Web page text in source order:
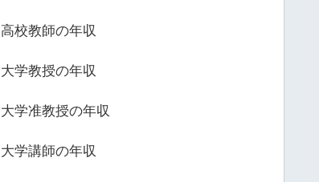
高校教師の年収
大学教授の年収
大学准教授の年収
大学講師の年収